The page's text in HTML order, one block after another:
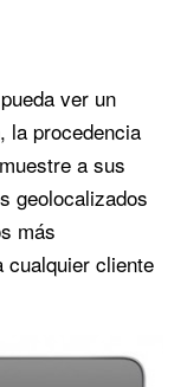
ver un
la procedencia
a sus
geolocalizados
más
cualquier cliente